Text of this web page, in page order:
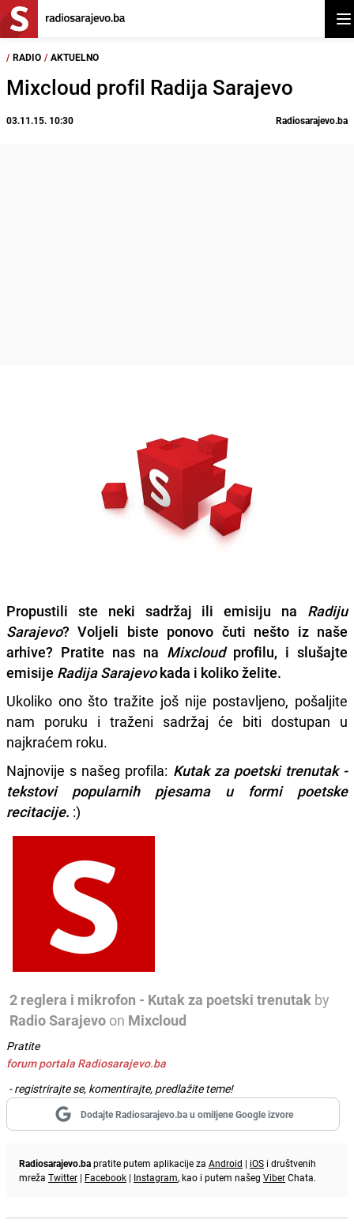
/ RADIO / AKTUELNO
Mixcloud profil Radija Sarajevo
03.11.15. 10:30 Radiosarajevo.ba
Propustili ste neki sadržaj ili emisiju na Radiju
Sarajevo? Voljeli biste ponovo čuti nešto iz naše
arhive? Pratite nas na Mixcloudprofilu, i slušajte
emisije Radija Sarajevo kada i koliko želite.
Ukoliko ono što tražite još nije postavljeno, pošaljite
nam poruku i traženi sadržaj će biti dostupan u
najkraćem roku.
Najnovije s našeg profila: Kutak za poetski trenutak -
tekstovi popularnih pjesama u formi poetske
recitacije. :)
2 reglera i mikrofon - Kutak za poetski trenutak by
Radio Sarajevo on Mixcloud
Pratite
forum portala Radiosarajevo.ba
- registrirajte se, komentirajte, predlažite teme!
Dodajte Radiosarajevo.ba u omiljene Google izvore
Radiosarajevo.bapratite putem aplikacije za Android | iOS i društvenih
mreža Twitter | Facebook | Instagram, kao i putem našeg ViberChata.